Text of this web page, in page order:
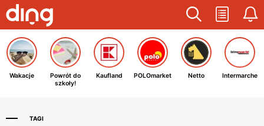
Wakacje
Powrót do
szkoły!
Kaufland POLOmarket Netto Intermarche
TAGI